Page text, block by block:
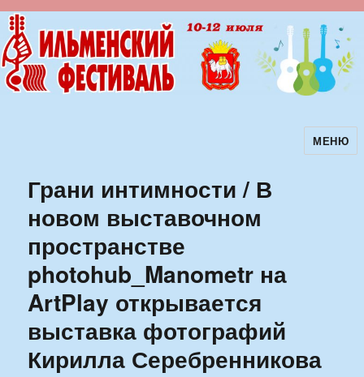
Ильменский фестиваль авторскойМЕНЮ
Грани интимности / В
новом выставочном
пространстве
photohub_Manometr на
ArtPlay открывается
выставка фотографий
Кирилла Серебренникова